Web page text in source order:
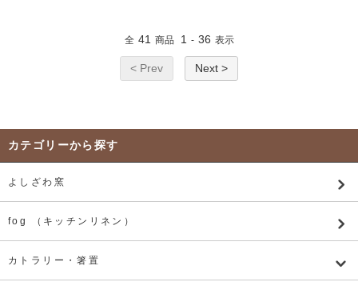
全 41 商品 1 - 36 表示
< Prev Next >
カテゴリーから探す
よしざわ窯
fog （キッチンリネン）
カトラリー・箸置